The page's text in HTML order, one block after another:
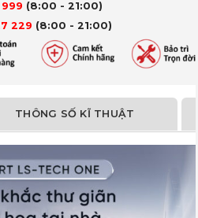
(8:00 - 21:00)
229 (8:00 - 21:00)
THÔNG SỐ KĨ THUẬT